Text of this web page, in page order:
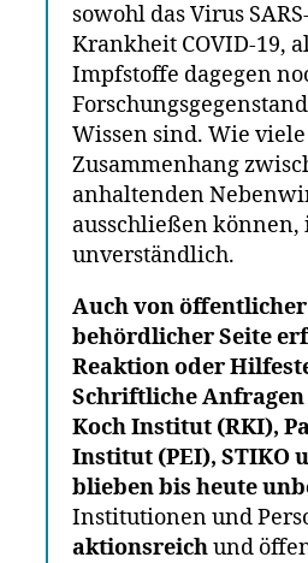
sowohl das Virus
Krankheit COVID-19,
Impfstoffe dagegen
Wissen sind. Wie
Zusammenhang
anhaltenden
ausschließen können,
unverständlich.
Auch von
behördlicher Seite
Reaktion oder
Schriftliche
Koch Institut (RKI),
Institut (PEI), STIKO
blieben bis heute
Institutionen und
aktionsreichund